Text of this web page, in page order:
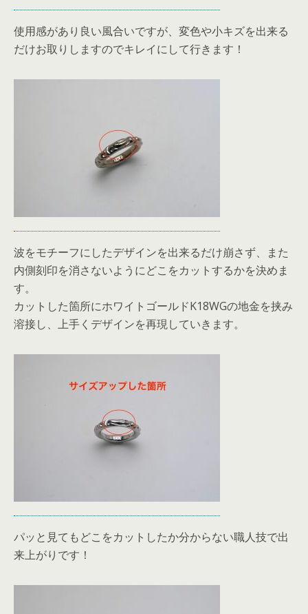
使用感があり良い風合いですが、変色や小キズを出来る
だけお取りしますのでキレイにして行きます！
波をモチーフにしたデザインを出来るだけ崩さず、また
内側刻印を消さないようにどこをカットするかを決めま
す。
カットした箇所にホワイトゴールドK18WGの地金を挟み
溶接し、上手くデザインを再現していきます。
パッと見てもどこをカットしたか分からない職人技で出
来上がりです！